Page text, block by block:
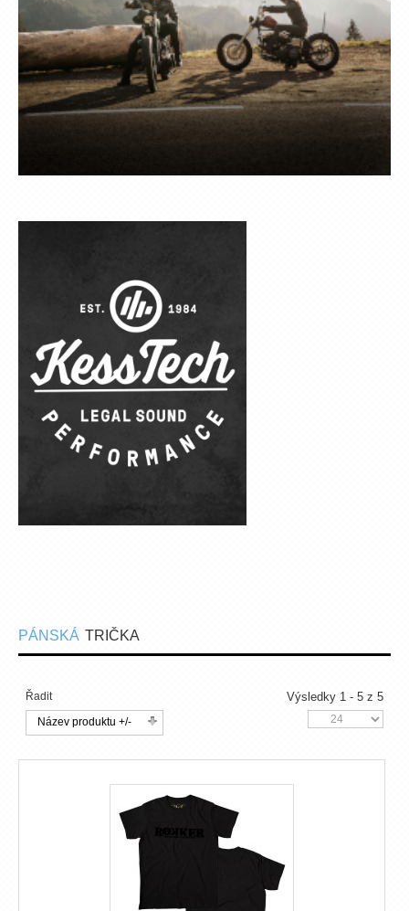
PÁNSKÁ TRIČKA
Řadit
Název produktu +/-
Výsledky 1 - 5 z 5